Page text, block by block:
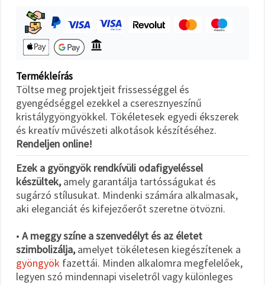
Beállítások
Termékleírás
Töltse meg projektjeit frissességgel és
gyengédséggel ezekkel a cseresznyeszínű
kristálygyöngyökkel. Tökéletesek egyedi ékszerek
és kreatív művészeti alkotások készítéséhez.
Rendeljen online!
Ezek a gyöngyök rendkívüli odafigyeléssel
készültek,amely garantálja tartósságukat és
sugárzó stílusukat. Mindenki számára alkalmasak,
aki eleganciát és kifejezőerőt szeretne ötvözni.
• A meggy színe a szenvedélyt és az életet
szimbolizálja,amelyet tökéletesen kiegészítenek a
gyöngyök fazettái. Minden alkalomra megfelelőek,
legyen szó mindennapi viseletről vagy különleges